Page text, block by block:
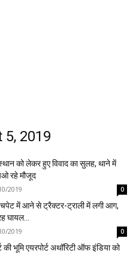
5, 2019
को लेकर हुए विवाद का सुलह, थाने में
रहे मौजूद
2019 0
चपेट में आने से ट्रैक्टर-ट्राली में लगी आग,
घायल…
2019 0
की भूमि एयरपोर्ट अथॉरिटी ऑफ इंडिया को